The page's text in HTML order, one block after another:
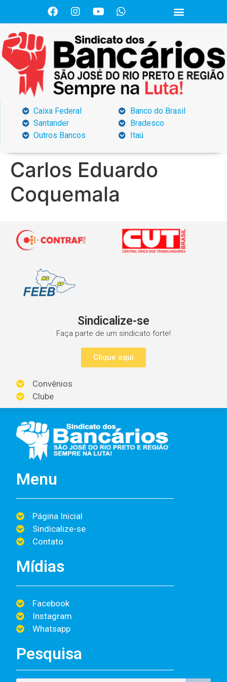
Caixa Federal
Santander
Outros Bancos
Banco do Brasil
Bradesco
Itaú
Carlos Eduardo
Coquemala
Sindicalize-se
Faça parte de um sindicato forte!
Clique aqui
Convênios
Clube
Menu
Página Inicial
Sindicalize-se
Contato
Mídias
Facebook
Instagram
Whatsapp
Pesquisa